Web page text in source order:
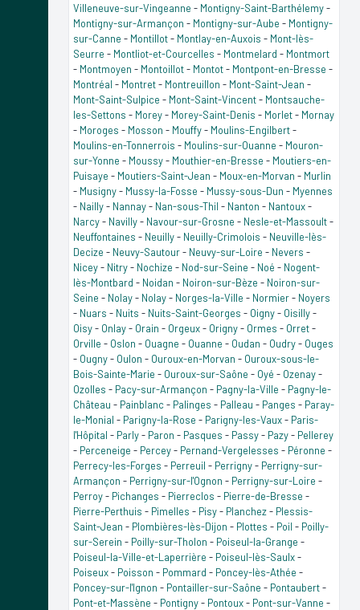
Villeneuve-sur-Vingeanne - Montigny-Saint-Barthélemy-
Montigny-sur-Armançon - Montigny-sur-Aube - Montigny-
sur-Canne - Montillot- Montlay-en-Auxois - Mont-lès-
Seurre - Montliot-et-Courcelles - Montmelard - Montmort
- Montmoyen - Montoillot- Montot- Montpont-en-Bresse -
Montréal - Montret- Montreuillon - Mont-Saint-Jean -
Mont-Saint-Sulpice - Mont-Saint-Vincent- Montsauche-
les-Settons - Morey- Morey-Saint-Denis - Morlet- Mornay
- Moroges - Mosson - Mouffy- Moulins-Engilbert-
Moulins-en-Tonnerrois - Moulins-sur-Ouanne - Mouron-
sur-Yonne - Moussy- Mouthier-en-Bresse - Moutiers-en-
Puisaye - Moutiers-Saint-Jean - Moux-en-Morvan - Murlin
- Musigny- Mussy-la-Fosse - Mussy-sous-Dun - Myennes
- Nailly- Nannay- Nan-sous-Thil - Nanton - Nantoux-
Narcy- Navilly- Navour-sur-Grosne - Nesle-et-Massoult-
Neuffontaines - Neuilly- Neuilly-Crimolois - Neuville-lès-
Decize - Neuvy-Sautour- Neuvy-sur-Loire - Nevers -
Nicey- Nitry- Nochize - Nod-sur-Seine - Noé - Nogent-
lès-Montbard - Noidan - Noiron-sur-Bèze - Noiron-sur-
Seine - Nolay- Nolay- Norges-la-Ville - Normier- Noyers
- Nuars - Nuits - Nuits-Saint-Georges - Oigny- Oisilly-
Oisy- Onlay- Orain - Orgeux- Origny- Ormes - Orret-
Orville - Oslon - Ouagne - Ouanne - Oudan - Oudry- Ouges
- Ougny- Oulon - Ouroux-en-Morvan - Ouroux-sous-le-
Bois-Sainte-Marie - Ouroux-sur-Saône - Oyé - Ozenay-
Ozolles - Pacy-sur-Armançon - Pagny-la-Ville - Pagny-le-
Château - Painblanc - Palinges - Palleau - Panges - Paray-
le-Monial - Parigny-la-Rose - Parigny-les-Vaux- Paris-
l'Hôpital - Parly- Paron - Pasques - Passy- Pazy- Pellerey
- Perceneige - Percey- Pernand-Vergelesses - Péronne -
Perrecy-les-Forges - Perreuil - Perrigny- Perrigny-sur-
Armançon - Perrigny-sur-l'Ognon - Perrigny-sur-Loire -
Perroy- Pichanges - Pierreclos - Pierre-de-Bresse -
Pierre-Perthuis - Pimelles - Pisy- Planchez- Plessis-
Saint-Jean - Plombières-lès-Dijon - Plottes - Poil - Poilly-
sur-Serein - Poilly-sur-Tholon - Poiseul-la-Grange -
Poiseul-la-Ville-et-Laperrière - Poiseul-lès-Saulx-
Poiseux- Poisson - Pommard - Poncey-lès-Athée -
Poncey-sur-l'Ignon - Pontailler-sur-Saône - Pontaubert-
Pont-et-Massène - Pontigny- Pontoux- Pont-sur-Vanne -